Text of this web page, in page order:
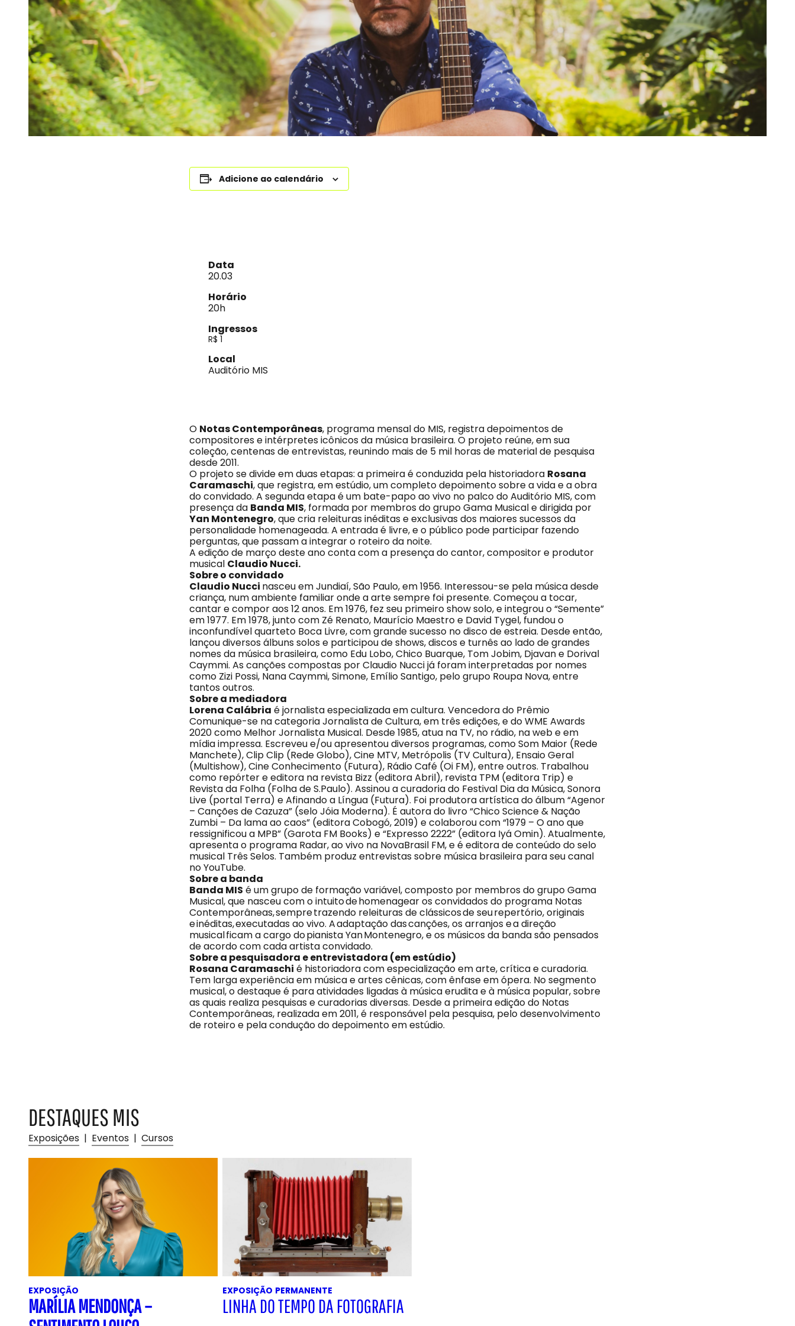
Adicione ao calendário
Data
20.03
Horário
20h
Ingressos
R$ 1
Local
Auditório MIS
O Notas Contemporâneas, programa mensal do MIS, registra depoimentos de
compositores e intérpretes icônicos da música brasileira. O projeto reúne, em sua
coleção, centenas de entrevistas, reunindo mais de 5 mil horas de material de pesquisa
desde 2011.
O projeto se divide em duas etapas: a primeira é conduzida pela historiadora Rosana
Caramaschi, que registra, em estúdio, um completo depoimento sobre a vida e a obra
do convidado. A segunda etapa é um bate-papo ao vivo no palco do Auditório MIS, com
presença da Banda MIS, formada por membros do grupo Gama Musical e dirigida por
Yan Montenegro, que cria releituras inéditas e exclusivas dos maiores sucessos da
personalidade homenageada. A entrada é livre, e o público pode participar fazendo
perguntas, que passam a integrar o roteiro da noite.
A edição de março deste ano conta com a presença do cantor, compositor e produtor
musical Claudio Nucci.
Sobre o convidado
Claudio Nucci nasceu em Jundiaí, São Paulo, em 1956. Interessou-se pela música desde
criança, num ambiente familiar onde a arte sempre foi presente. Começou a tocar,
cantar e compor aos 12 anos. Em 1976, fez seu primeiro show solo, e integrou o “Semente”
em 1977. Em 1978, junto com Zé Renato, Maurício Maestro e David Tygel, fundou o
inconfundível quarteto Boca Livre, com grande sucesso no disco de estreia. Desde então,
lançou diversos álbuns solos e participou de shows, discos e turnês ao lado de grandes
nomes da música brasileira, como Edu Lobo, Chico Buarque, Tom Jobim, Djavan e Dorival
Caymmi. As canções compostas por Claudio Nucci já foram interpretadas por nomes
como Zizi Possi, Nana Caymmi, Simone, Emílio Santigo, pelo grupo Roupa Nova, entre
tantos outros.
Sobre a mediadora
Lorena Calábria é jornalista especializada em cultura. Vencedora do Prêmio
Comunique-se na categoria Jornalista de Cultura, em três edições, e do WME Awards
2020 como Melhor Jornalista Musical. Desde 1985, atua na TV, no rádio, na web e em
mídia impressa. Escreveu e/ou apresentou diversos programas, como Som Maior (Rede
Manchete), Clip Clip (Rede Globo), Cine MTV, Metrópolis (TV Cultura), Ensaio Geral
(Multishow), Cine Conhecimento (Futura), Rádio Café (Oi FM), entre outros. Trabalhou
como repórter e editora na revista Bizz (editora Abril), revista TPM (editora Trip) e
Revista da Folha (Folha de S.Paulo). Assinou a curadoria do Festival Dia da Música, Sonora
Live (portal Terra) e Afinando a Língua (Futura). Foi produtora artística do álbum “Agenor
– Canções de Cazuza” (selo Jóia Moderna). É autora do livro “Chico Science & Nação
Zumbi – Da lama ao caos” (editora Cobogó, 2019) e colaborou com “1979 – O ano que
ressignificou a MPB” (Garota FM Books) e “Expresso 2222” (editora Iyá Omin). Atualmente,
apresenta o programa Radar, ao vivo na NovaBrasil FM, e é editora de conteúdo do selo
musical Três Selos. Também produz entrevistas sobre música brasileira para seu canal
no YouTube.
Sobre a banda
Banda MIS é um grupo de formação variável, composto por membros do grupo Gama
Musical, que nasceu com o intuito de homenagear os convidados do programa Notas
Contemporâneas, sempre trazendo releituras de clássicos de seu repertório, originais
e inéditas, executadas ao vivo. A adaptação das canções, os arranjos e a direção
musical ficam a cargo do pianista Yan Montenegro, e os músicos da banda são pensados
de acordo com cada artista convidado.
Sobre a pesquisadora e entrevistadora (em estúdio)
Rosana Caramaschi é historiadora com especialização em arte, crítica e curadoria.
Tem larga experiência em música e artes cênicas, com ênfase em ópera. No segmento
musical, o destaque é para atividades ligadas à música erudita e à música popular, sobre
as quais realiza pesquisas e curadorias diversas. Desde a primeira edição do Notas
Contemporâneas, realizada em 2011, é responsável pela pesquisa, pelo desenvolvimento
de roteiro e pela condução do depoimento em estúdio.
DESTAQUES MIS
Exposições | Eventos | Cursos
EXPOSIÇÃO
MARÍLIA MENDONÇA –
EXPOSIÇÃO PERMANENTE
LINHA DO TEMPO DA FOTOGRAFIA